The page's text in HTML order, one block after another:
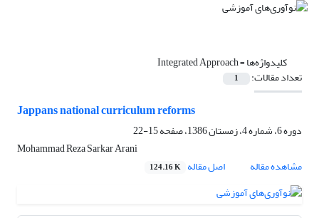
کلیدواژه‌ها =Integrated Approach
تعداد مقالات: 1
Jappans national curriculum reforms
دوره 6، شماره 4، زمستان 1386، صفحه
15-22
Mohammad Reza Sarkar Arani
مشاهده مقاله
اصل مقاله 124.16 K